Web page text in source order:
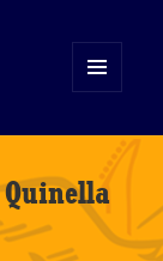
WIDGETS